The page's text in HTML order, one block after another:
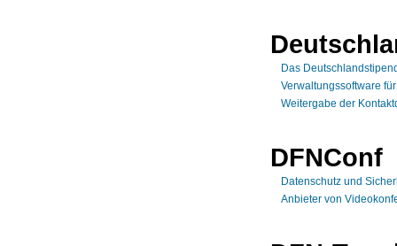
Das
Verwaltungssoftware
Weitergabe der
DFNConf
Datenschutz und
Anbieter von